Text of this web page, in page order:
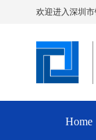
欢迎进入深圳
Home